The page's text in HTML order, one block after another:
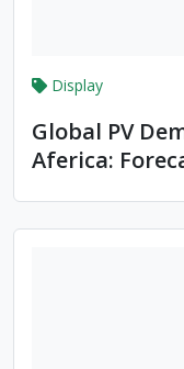
Display
Global PV
Aferica: